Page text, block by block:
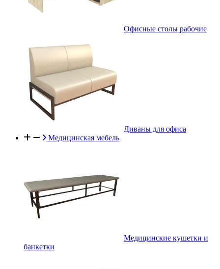
Офисные столы рабочие
Диваны для офиса
Медицинская мебель
Медицинские кушетки и
банкетки